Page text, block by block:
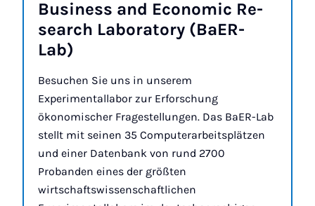
Busi­ness and Eco­no­mic Re­
sea­rch La­bo­ra­to­ry (Ba­ER-
Lab)
Besuchen Sie uns in unserem
Experimentallabor zur Erforschung
ökonomischer Fragestellungen. Das BaER-Lab
stellt mit seinen 35 Computerarbeitsplätzen
und einer Datenbank von rund 2700
Probanden eines der größten
wirtschaftswissenschaftlichen